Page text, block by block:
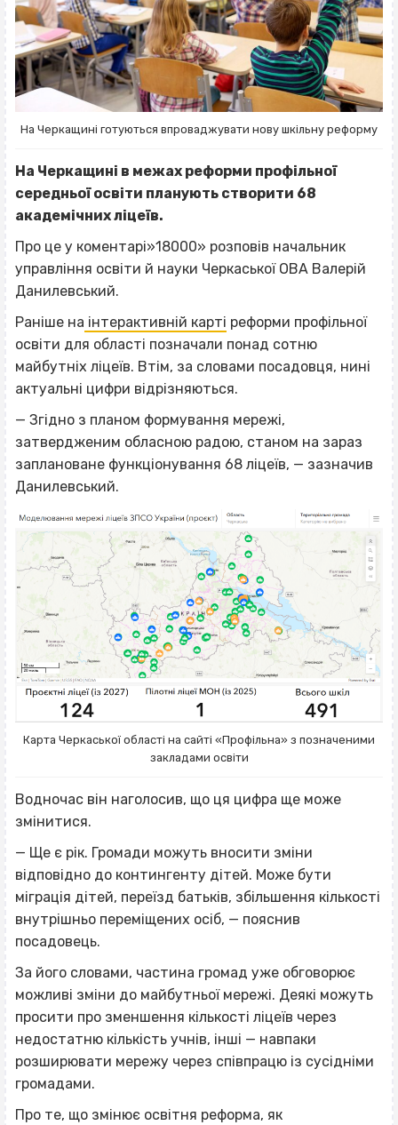
На Черкащині готуються впроваджувати нову шкільну реформу
На Черкащині в межах реформи профільної
середньої освіти планують створити 68
академічних ліцеїв.
Про це у коментарі»18000» розповів начальник
управління освіти й науки Черкаської ОВА Валерій
Данилевський.
Раніше на інтерактивній карті реформи профільної
освіти для області позначали понад сотню
майбутніх ліцеїв. Втім, за словами посадовця, нині
актуальні цифри відрізняються.
— Згідно з планом формування мережі,
затвердженим обласною радою, станом на зараз
заплановане функціонування 68 ліцеїв, — зазначив
Данилевський.
Карта Черкаської області на сайті «Профільна» з позначеними
закладами освіти
Водночас він наголосив, що ця цифра ще може
змінитися.
— Ще є рік. Громади можуть вносити зміни
відповідно до контингенту дітей. Може бути
міграція дітей, переїзд батьків, збільшення кількості
внутрішньо переміщених осіб, — пояснив
посадовець.
За його словами, частина громад уже обговорює
можливі зміни до майбутньої мережі. Деякі можуть
просити про зменшення кількості ліцеїв через
недостатню кількість учнів, інші — навпаки
розширювати мережу через співпрацю із сусідніми
громадами.
Про те, що змінює освітня реформа, як